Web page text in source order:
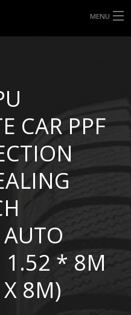
MENU
CAR PPF
1.52 * 8M
8M)